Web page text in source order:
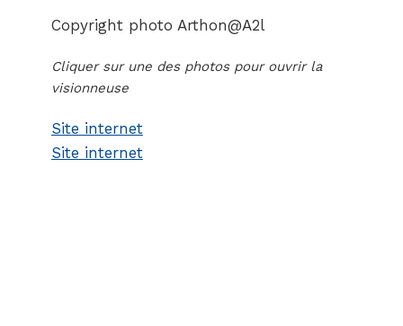
Copyright photo Arthon@A2l
Cliquer sur une des photos pour ouvrir la
visionneuse
Site internet
Site internet